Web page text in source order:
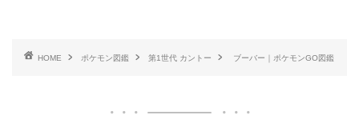
HOME ポケモン図鑑 第1世代 カントー ブーバー｜ポケモンGO図鑑